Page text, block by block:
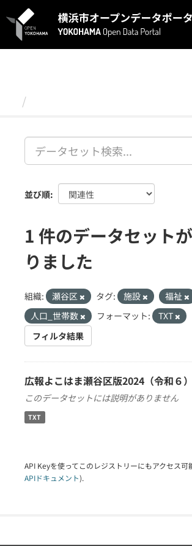
キ
並び順
1 件のデータセット
りました
組織: 瀬谷区 タグ: 施設
福祉
人口_世帯数
フォーマット:
TXT
フィルタ結果
広報よこはま瀬谷区版2024（令和６
このデータセットには説明がありません
TXT
API Keyを使ってこのレジストリーにもアクセス可
APIドキュメント).